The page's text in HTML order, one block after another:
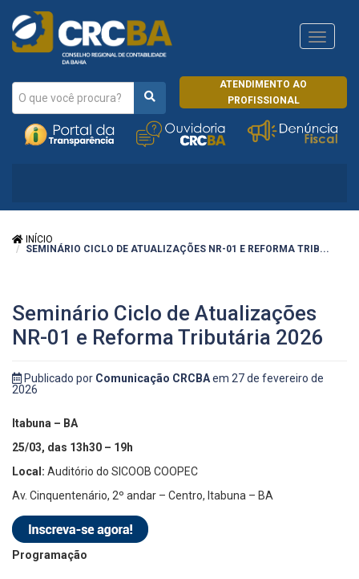
ATENDIMENTO AO
PROFISSIONAL
CRCRJ
INÍCIO
SEMINÁRIO CICLO DE ATUALIZAÇÕES NR-01 E REFORMA TRIB...
Seminário Ciclo de Atualizações
NR-01 e Reforma Tributária 2026
Publicado por Comunicação CRCBAem 27 de fevereiro de
2026
Itabuna – BA
25/03, das 13h30 – 19h
Local: Auditório do SICOOB COOPEC
Av. Cinquentenário, 2º andar – Centro, Itabuna – BA
Programação